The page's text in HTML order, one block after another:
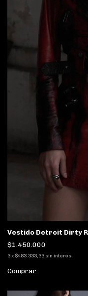
Vestido Detroit Dirty
$1.450.000
3x $483.333,33 sin interés
Comprar